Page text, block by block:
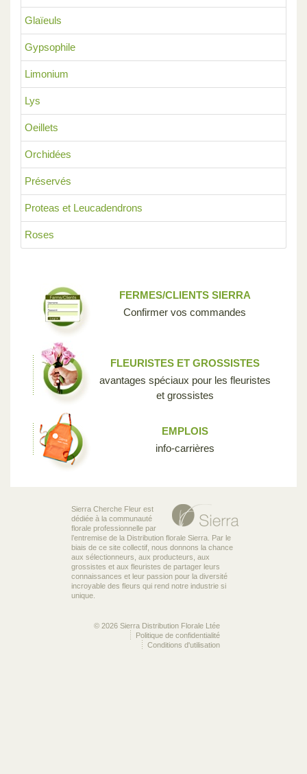
Glaïeuls
Gypsophile
Limonium
Lys
Oeillets
Orchidées
Préservés
Proteas et Leucadendrons
Roses
FERMES/CLIENTS SIERRA
Confirmer vos commandes
FLEURISTES ET GROSSISTES
avantages spéciaux pour les fleuristes
et grossistes
EMPLOIS
info-carrières
Sierra Cherche Fleur est
dédiée à la communauté
florale professionnelle par
l’entremise de la Distribution florale Sierra. Par le
biais de ce site collectif, nous donnons la chance
aux sélectionneurs, aux producteurs, aux
grossistes et aux fleuristes de partager leurs
connaissances et leur passion pour la diversité
incroyable des fleurs qui rend notre industrie si
unique.
© 2026 Sierra Distribution Florale Ltée
Politique de confidentialité
Conditions d'utilisation